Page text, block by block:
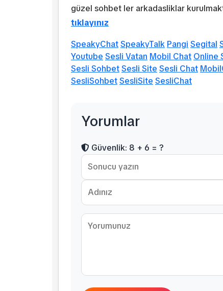
güzel sohbet ler arkadasliklar
tıklayınız
SpeakyChatSpeakyTalk Pangi Segital
Youtube Sesli Vatan Mobil Chat Online
Sesli SohbetSesli Site Sesli Chat
SesliSohbetSesliSite SesliChat
Yorumlar
Güvenlik: 8 + 6 = ?